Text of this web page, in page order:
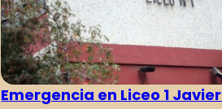
Emergencia en Liceo 1